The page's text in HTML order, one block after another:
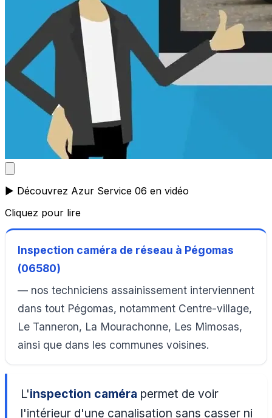
▶️ Découvrez Azur Service 06 en vidéo
Cliquez pour lire
Inspection caméra de réseau à Pégomas
(06580)
— nos techniciens assainissement interviennent
dans tout Pégomas, notamment Centre-village,
Le Tanneron, La Mourachonne, Les Mimosas,
ainsi que dans les communes voisines.
L'inspection caméra permet de voir
l'intérieur d'une canalisation sans casser ni